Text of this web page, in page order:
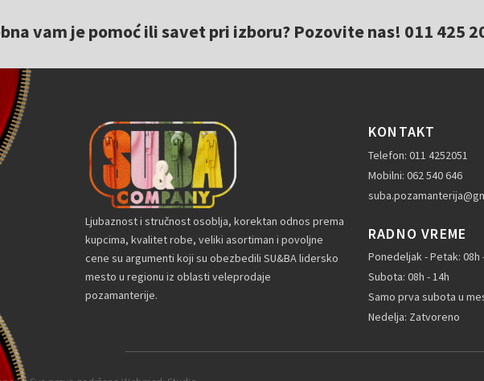
vam je pomoć ili savet pri izboru? Pozovite nas! 011 425
Ljubaznost i stručnost osoblja, korektan odnos prema
kupcima, kvalitet robe, veliki asortiman i povoljne
cene su argumenti koji su obezbedili SU&BA lidersko
mesto u regionu iz oblasti veleprodaje
pozamanterije.
KONTAKT
Telefon: 011 4252051
Mobilni: 062 540 646
RADNO VREME
Ponedeljak - Petak: 08h
Subota: 08h - 14h
Samo prva subota u
Nedelja: Zatvoreno